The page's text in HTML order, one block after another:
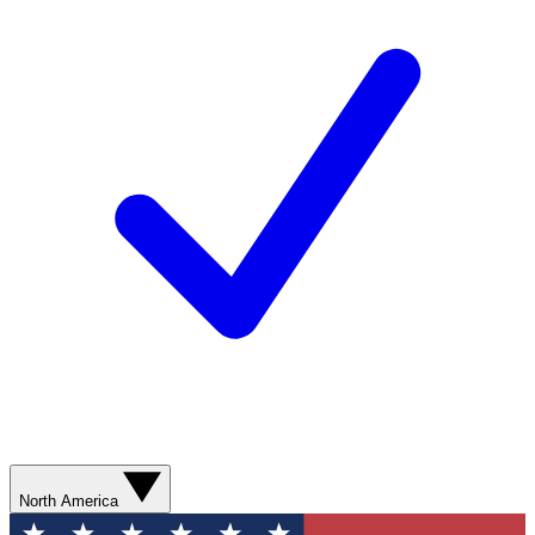
North America